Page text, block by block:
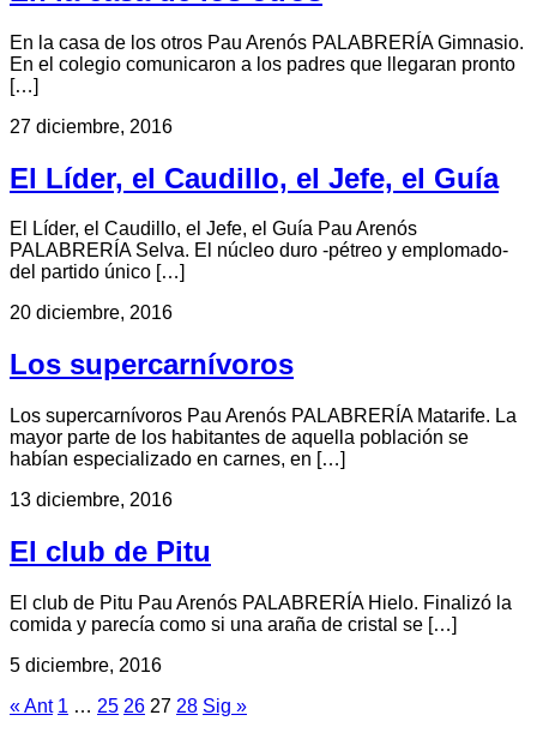
En la casa de los otros Pau Arenós PALABRERÍA Gimnasio.
En el colegio comunicaron a los padres que llegaran pronto
[…]
27 diciembre, 2016
El Líder, el Caudillo, el Jefe, el Guía
El Líder, el Caudillo, el Jefe, el Guía Pau Arenós
PALABRERÍA Selva. El núcleo duro -pétreo y emplomado-
del partido único […]
20 diciembre, 2016
Los supercarnívoros
Los supercarnívoros Pau Arenós PALABRERÍA Matarife. La
mayor parte de los habitantes de aquella población se
habían especializado en carnes, en […]
13 diciembre, 2016
El club de Pitu
El club de Pitu Pau Arenós PALABRERÍA Hielo. Finalizó la
comida y parecía como si una araña de cristal se […]
5 diciembre, 2016
« Ant 1 … 25 26 27 28 Sig »